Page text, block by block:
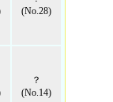
(No.28)
？
(No.14)